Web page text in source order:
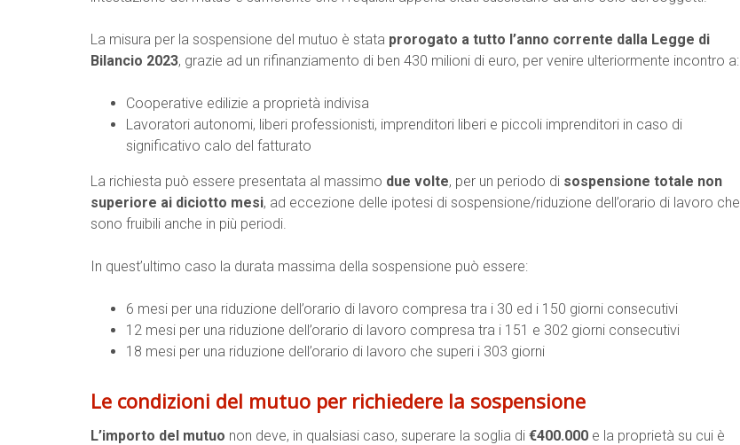
La misura per la sospensione del mutuo è stata prorogato a tutto l’anno corrente dalla Legge di
Bilancio 2023, grazie ad un rifinanziamento di ben 430 milioni di euro, per venire ulteriormente incontro a:
Cooperative edilizie a proprietà indivisa
Lavoratori autonomi, liberi professionisti, imprenditori liberi e piccoli imprenditori in caso di
significativo calo del fatturato
La richiesta può essere presentata al massimo due volte, per un periodo di sospensione totale non
superiore ai diciotto mesi, ad eccezione delle ipotesi di sospensione/riduzione dell’orario di lavoro che
sono fruibili anche in più periodi.
In quest’ultimo caso la durata massima della sospensione può essere:
6 mesi per una riduzione dell’orario di lavoro compresa tra i 30 ed i 150 giorni consecutivi
12 mesi per una riduzione dell’orario di lavoro compresa tra i 151 e 302 giorni consecutivi
18 mesi per una riduzione dell’orario di lavoro che superi i 303 giorni
Le condizioni del mutuo per richiedere la sospensione
L’importo del mutuo non deve, in qualsiasi caso, superare la soglia di €400.000 e la proprietà su cui è